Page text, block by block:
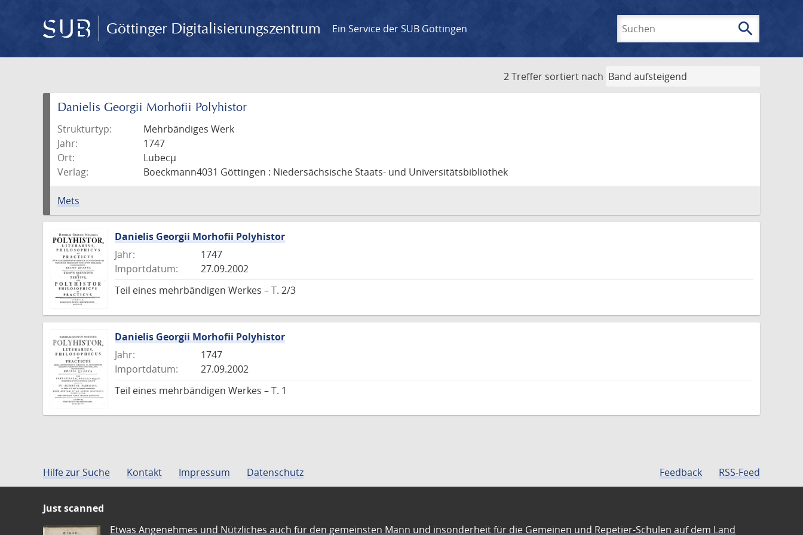
Göttinger Digitalisierungszentrum Ein Service der SUB Göttingen search
2 Treffer sortiert nach
Danielis Georgii Morhofii Polyhistor
Strukturtyp:
Mehrbändiges Werk
Jahr:
1747
Ort:
Lubecµ
Verlag:
Boeckmann4031 Göttingen : Niedersächsische Staats- und Universitätsbibliothek
Mets
Danielis Georgii Morhofii Polyhistor
Jahr:
1747
Importdatum:
27.09.2002
Teil eines mehrbändigen Werkes – T. 2/3
Danielis Georgii Morhofii Polyhistor
Jahr:
1747
Importdatum:
27.09.2002
Teil eines mehrbändigen Werkes – T. 1
Hilfe zur Suche Kontakt Impressum Datenschutz Feedback RSS-Feed
Just scanned
Etwas Angenehmes und Nützliches auch für den gemeinsten Mann und insonderheit für die Gemeinen und Repetier-Schulen auf dem Land